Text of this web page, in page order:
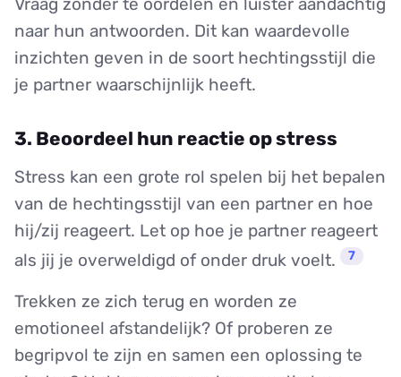
Vraag zonder te oordelen en luister aandachtig
naar hun antwoorden. Dit kan waardevolle
inzichten geven in de soort hechtingsstijl die
je partner waarschijnlijk heeft.
3. Beoordeel hun reactie op stress
Stress kan een grote rol spelen bij het bepalen
van de hechtingsstijl van een partner en hoe
hij/zij reageert. Let op hoe je partner reageert
als jij je overweldigd of onder druk voelt.
7
Trekken ze zich terug en worden ze
emotioneel afstandelijk? Of proberen ze
begripvol te zijn en samen een oplossing te